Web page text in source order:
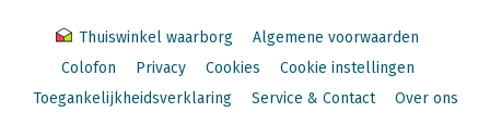
Thuiswinkel waarborg
Algemene voorwaarden
Colofon
Privacy Cookies
Cookie instellingen
Toegankelijkheidsverklaring
Service & Contact Over ons